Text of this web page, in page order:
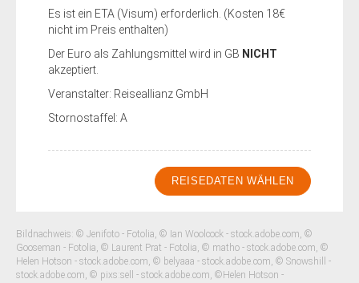
Es ist ein ETA (Visum) erforderlich. (Kosten 18€
nicht im Preis enthalten)
Der Euro als Zahlungsmittel wird in GB NICHT
akzeptiert.
Veranstalter: Reiseallianz GmbH
Stornostaffel: A
REISEDATEN WÄHLEN
Bildnachweis: © Jenifoto - Fotolia, © Ian Woolcock - stock.adobe.com, ©
Gooseman - Fotolia, © Laurent Prat - Fotolia, © matho - stock.adobe.com, ©
Helen Hotson - stock.adobe.com, © belyaaa - stock.adobe.com, © Snowshill -
stock.adobe.com, © pixs:sell - stock.adobe.com, ©Helen Hotson -